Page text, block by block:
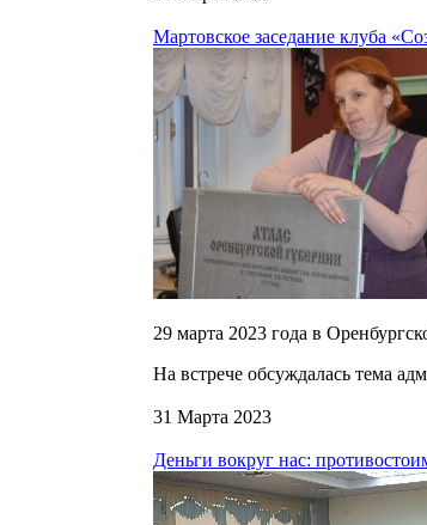
Мартовское заседание клуба
29 марта 2023 года в
На встрече обсуждалась тема
31 Марта 2023
Деньги вокруг нас: